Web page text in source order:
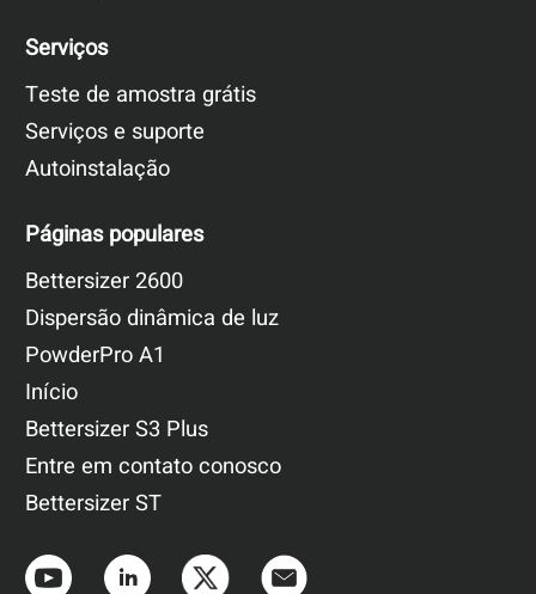
Serviços
Teste de amostra grátis
Serviços e suporte
Autoinstalação
Páginas populares
Bettersizer 2600
Dispersão dinâmica de luz
PowderPro A1
Início
Bettersizer S3 Plus
Entre em contato conosco
Bettersizer ST